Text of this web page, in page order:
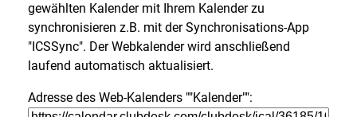
gewählten Kalender mit Ihrem Kalender zu
synchronisieren z.B. mit der Synchronisations-App
"ICSSync". Der Webkalender wird anschließend
laufend automatisch aktualisiert.
Adresse des Web-Kalenders ""Kalender"":